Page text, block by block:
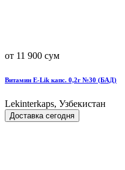
от 11 900 сум
Витамин Е-Lik капс. 0,2г №30 (БАД)
Lekinterkaps, Узбекистан
Доставка сегодня